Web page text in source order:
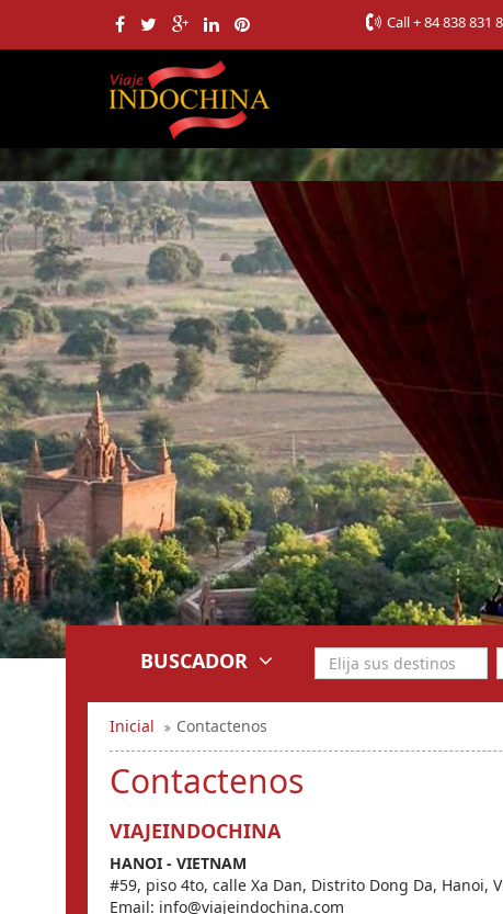
Call+ 84 838 831
BUSCADOR
Inicial Contactenos
Contactenos
VIAJEINDOCHINA
HANOI - VIETNAM
#59, piso 4to, calle Xa Dan, Distrito Dong Da, Hanoi,
Email: info@viajeindochina.com